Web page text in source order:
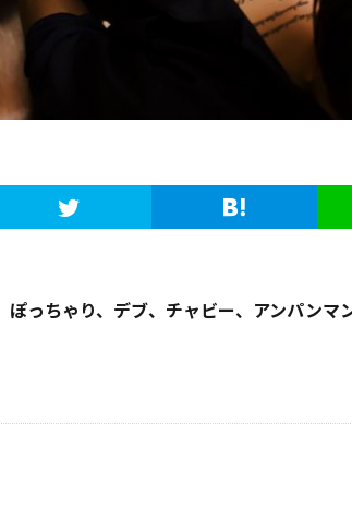
ぽっちゃり、デブ、チャビー、アンパンマ